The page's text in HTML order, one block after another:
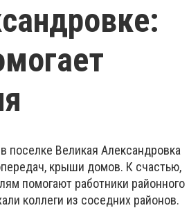
поселке Великая Александровка
, крыши домов. К счастью,
помогают работники районного
коллеги из соседних районов.